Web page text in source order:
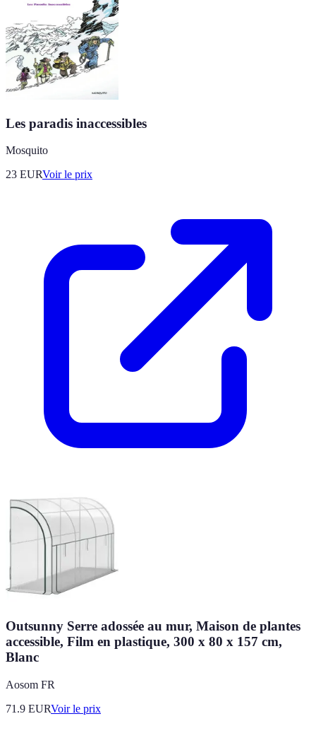
Les paradis inaccessibles
Mosquito
23 EURVoir le prix
Outsunny Serre adossée au mur, Maison de plantes
accessible, Film en plastique, 300 x 80 x 157 cm,
Blanc
Aosom FR
71.9 EURVoir le prix